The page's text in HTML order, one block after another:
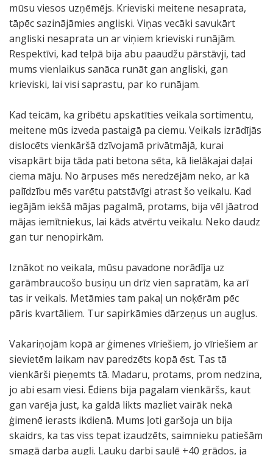
mūsu viesos uzņēmējs. Krieviski meitene nesaprata,
tāpēc sazinājāmies angliski. Viņas vecāki savukārt
angliski nesaprata un ar viņiem krieviski runājām.
Respektīvi, kad telpā bija abu paaudžu pārstāvji, tad
mums vienlaikus sanāca runāt gan angliski, gan
krieviski, lai visi saprastu, par ko runājam.
Kad teicām, ka gribētu apskatīties veikala sortimentu,
meitene mūs izveda pastaigā pa ciemu. Veikals izrādījās
dislocēts vienkāršā dzīvojamā privātmājā, kurai
visapkārt bija tāda pati betona sēta, kā lielākajai daļai
ciema māju. No ārpuses mēs neredzējām neko, ar kā
palīdzību mēs varētu patstāvīgi atrast šo veikalu. Kad
iegājām iekšā mājas pagalmā, protams, bija vēl jāatrod
mājas iemītniekus, lai kāds atvērtu veikalu. Neko daudz
gan tur nenopirkām.
Iznākot no veikala, mūsu pavadone norādīja uz
garāmbraucošo busiņu un drīz vien sapratām, ka arī
tas ir veikals. Metāmies tam pakaļ un noķērām pēc
pāris kvartāliem. Tur sapirkāmies dārzeņus un augļus.
Vakariņojām kopā ar ģimenes vīriešiem, jo vīriešiem ar
sievietēm laikam nav paredzēts kopā ēst. Tas tā
vienkārši pieņemts tā. Madaru, protams, prom nedzina,
jo abi esam viesi. Ēdiens bija pagalam vienkāršs, kaut
gan varēja just, ka galdā likts mazliet vairāk nekā
ģimenē ierasts ikdienā. Mums ļoti garšoja un bija
skaidrs, ka tas viss tepat izaudzēts, saimnieku patiešām
smagā darba augļi. Lauku darbi saulē +40 grādos, ja